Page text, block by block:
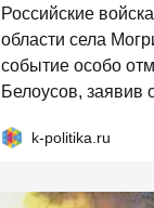
Российские
области села
событие особо
Белоусов, заявив
k-politika.ru